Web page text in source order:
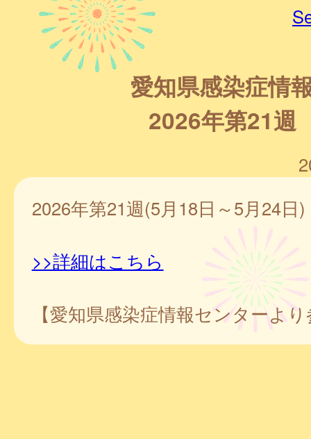
愛知県感染症情
2026年第21週
2026年第21週(5月18日～5月24日)
>>詳細はこちら
【愛知県感染症情報センターよ